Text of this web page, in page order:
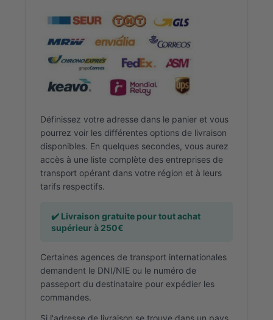
Définissez votre adresse dans le panier et vous
pourrez voir les différentes options de livraison
disponibles. En quelques secondes, vous aurez
accès à une liste complète des entreprises de
transport opérant dans votre région et à leurs
tarifs respectifs.
✔️ Livraison gratuite pour tout achat
supérieur à 250€
Certaines agences de transport internationales
demandent le DNI/NIE ou le numéro de
passeport du destinataire pour expédier les
commandes.
Si l'adresse de livraison se trouve dans un pays